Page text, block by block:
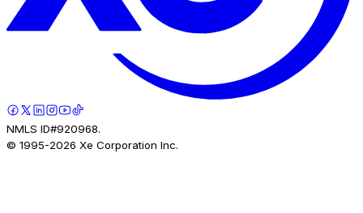
NMLS ID#920968.
© 1995-2026 Xe Corporation Inc.